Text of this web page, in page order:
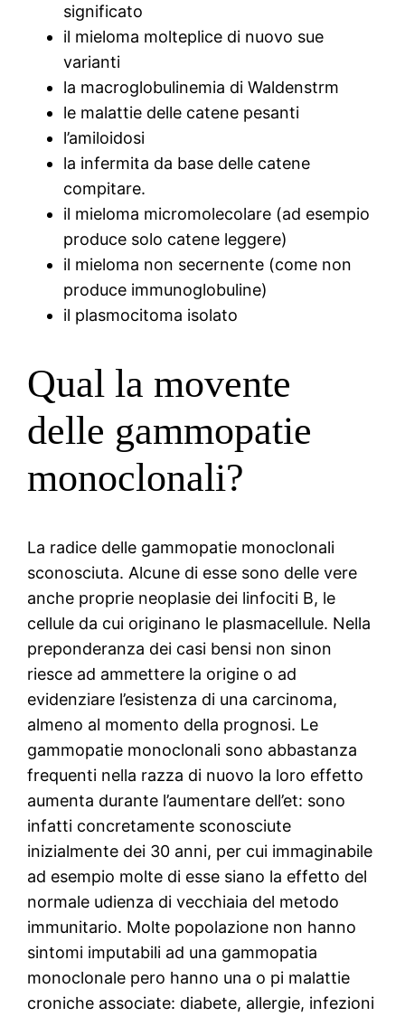
significato
il mieloma molteplice di nuovo sue
varianti
la macroglobulinemia di Waldenstrm
le malattie delle catene pesanti
l’amiloidosi
la infermita da base delle catene
compitare.
il mieloma micromolecolare (ad esempio
produce solo catene leggere)
il mieloma non secernente (come non
produce immunoglobuline)
il plasmocitoma isolato
Qual la movente
delle gammopatie
monoclonali?
La radice delle gammopatie monoclonali
sconosciuta. Alcune di esse sono delle vere
anche proprie neoplasie dei linfociti B, le
cellule da cui originano le plasmacellule. Nella
preponderanza dei casi bensi non sinon
riesce ad ammettere la origine o ad
evidenziare l’esistenza di una carcinoma,
almeno al momento della prognosi. Le
gammopatie monoclonali sono abbastanza
frequenti nella razza di nuovo la loro effetto
aumenta durante l’aumentare dell’et: sono
infatti concretamente sconosciute
inizialmente dei 30 anni, per cui immaginabile
ad esempio molte di esse siano la effetto del
normale udienza di vecchiaia del metodo
immunitario. Molte popolazione non hanno
sintomi imputabili ad una gammopatia
monoclonale pero hanno una o pi malattie
croniche associate: diabete, allergie, infezioni